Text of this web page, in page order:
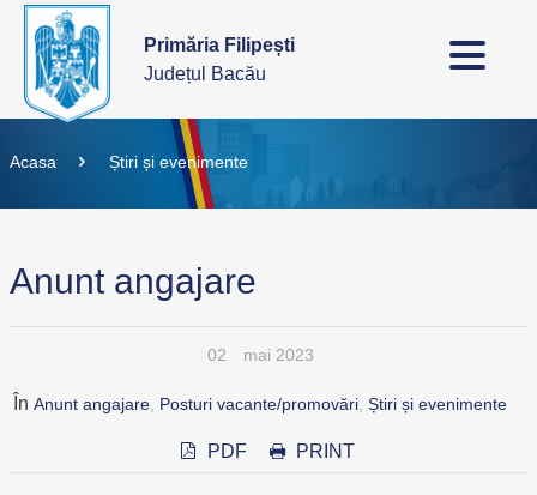
Primăria Filipești
Județul Bacău
Acasa Știri și evenimente
Anunt angajare
02 mai 2023
În Anunt angajare Posturi vacante/promovări Știri și evenimente
PDF PRINT